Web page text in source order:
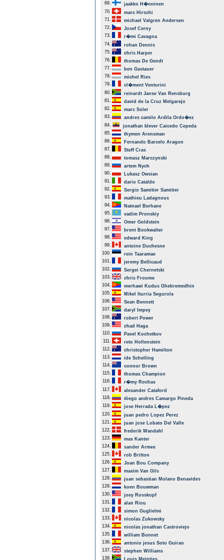
69.
jaakko H�nninen
70.
marc Hirschi
71.
michael Valgren Andersen
72.
Josef Cerny
73.
r�mi Cavagna
74.
rohan Dennis
75.
chris Harper
76.
thomas De Gendt
77.
ben Gastauer
78.
michel Ries
79.
cl�ment Venturini
80.
reinardt Janse Van Rensburg
81.
david de la Cruz Melgarejo
82.
marc Soler
83.
andres camilo Ardila Ordo�ez
84.
jonathan klever Caicedo Cepeda
85.
thymen Arensman
86.
Fernando Barcelo Aragon
87.
Steff Cras
88.
tomasz Marczynski
89.
artem Nych
90.
Lukasz Owsian
91.
dario Cataldo
92.
Sergio Samitier Samitier
93.
mathieu Ladagnous
94.
Natnael Berhane
95.
vadim Pronskiy
96.
Omer Goldstein
97.
brent Bookwalter
98.
edward King
99.
antoine Duchesne
100.
rein Taaramae
101.
jeremy Bellicaud
102.
Sergei Chernetski
103.
chris Froome
104.
merhawi Kudus Ghebremedhin
105.
Mikel Iturria Segurola
106.
Sean Bennett
107.
daryl Impey
108.
robert Power
109.
chad Haga
110.
Pavel Kochetkov
111.
reto Hollenstein
112.
christopher Hamilton
113.
ide Schelling
114.
connor Brown
115.
thomas Champion
116.
r�my Rochas
117.
alexander Cataford
118.
diego andres Camargo Pineda
119.
jose Herrada L�pez
120.
juan pedro Lopez Perez
121.
juan jose Lobato Del Valle
122.
frederik Wandahl
123.
max Kanter
124.
sander Armee
125.
rob Britton
126.
Joan Bou Company
127.
maxim Van Gils
128.
juan sebastian Molano Benavides
129.
koen Bouwman
130.
joey Rosskopf
131.
alan Riou
132.
simon Guglielmi
133.
nicolas Zukowsky
134.
nicolas jonathan Castroviejo
135.
william Bonnet
136.
antonio jesus Soto Guirao
137.
stephen Williams
138.